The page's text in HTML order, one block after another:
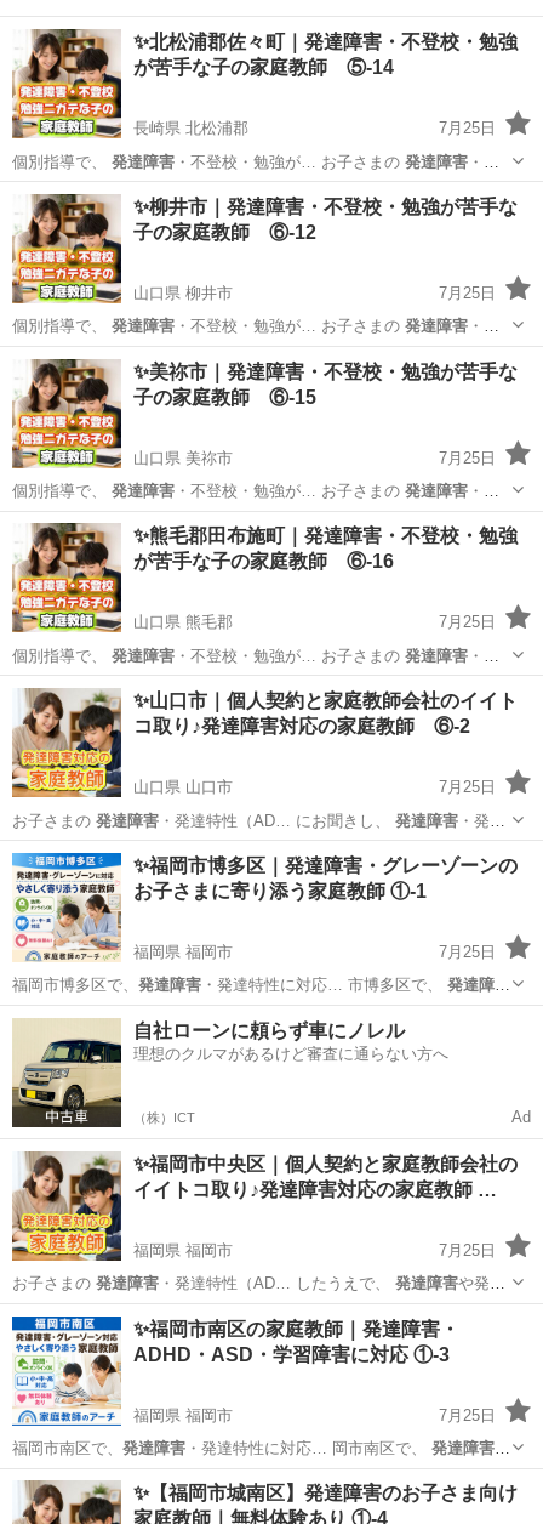
✨北松浦郡佐々町｜発達障害・不登校・勉強
が苦手な子の家庭教師 ⑤-14
長崎県 北松浦郡
7月25日
個別指導で、 発達障害 ・不登校・勉強が… お子さまの 発達障害・不
登校・学習面… 私たちは、発達障害・不登校・勉強が… いるのか発
達障害や不登校、勉強が… ービスでは、 発達障害や不登校のお子さ…
異な...
長崎 北松浦郡 家庭教師 発達障害
✨柳井市｜発達障害・不登校・勉強が苦手な
子の家庭教師 ⑥-12
山口県 柳井市
7月25日
個別指導で、 発達障害 ・不登校・勉強が… お子さまの 発達障害・不
登校・学習面… 私たちは、発達障害・不登校・勉強が… いるのか発
達障害や不登校、勉強が… ービスでは、 発達障害や不登校のお子さ…
異な...
山口 柳井市 家庭教師 発達障害
✨美祢市｜発達障害・不登校・勉強が苦手な
子の家庭教師 ⑥-15
山口県 美祢市
7月25日
個別指導で、 発達障害 ・不登校・勉強が… お子さまの 発達障害・不
登校・学習面… 私たちは、発達障害・不登校・勉強が… いるのか発
達障害や不登校、勉強が… ービスでは、発達障害や不登校のお子さ…
異な...
山口 美祢市 家庭教師 発達障害
✨熊毛郡田布施町｜発達障害・不登校・勉強
が苦手な子の家庭教師 ⑥-16
山口県 熊毛郡
7月25日
個別指導で、 発達障害 ・不登校・勉強が… お子さまの 発達障害・不
登校・学習面… 私たちは、発達障害・不登校・勉強が… いるのか発
達障害や不登校、勉強が… ービスでは、 発達障害や不登校のお子さ…
異な...
山口 熊毛郡 家庭教師 発達障害
✨山口市｜個人契約と家庭教師会社のイイト
コ取り♪発達障害対応の家庭教師 ⑥-2
山口県 山口市
7月25日
お子さまの 発達障害・発達特性（AD… にお聞きし、 発達障害・発達
特性への理…
山口 山口市 家庭教師 発達障害
✨福岡市博多区｜発達障害・グレーゾーンの
お子さまに寄り添う家庭教師 ①-1
福岡県 福岡市
7月25日
福岡市博多区で、 発達障害・発達特性に対応… 市博多区で、 発達障
害
・ADHD・AS… す。 特に発達障害・グレーゾーンの… います。発
・発達特性のある… 高校生発達障害・発達特性・グレ… 市
博...
福岡 福岡市 家庭教師 発達障害
自社ローンに頼らず車にノレル
理想のクルマがあるけど審査に通らない方へ
（株）ICT Ad
✨福岡市中央区｜個人契約と家庭教師会社の
イイトコ取り♪発達障害対応の家庭教師 …
福岡県 福岡市
7月25日
お子さまの 発達障害・発達特性（AD… したうえで、 発達障害や発達
特性への理…
福岡 福岡市 家庭教師 発達障害
✨福岡市南区の家庭教師｜発達障害・
ADHD・ASD・学習障害に対応 ①-3
福岡県 福岡市
7月25日
福岡市南区で、 発達障害・発達特性に対応… 岡市南区で、 発達障害・
ADHD・AS… す。 特に発達障害・グレーゾーンの… います。発達障
害
・発達特性のある… 高校生発達障害・発達特性・グレ… 岡市南...
福岡 福岡市 家庭教師 発達障害
✨【福岡市城南区】発達障害のお子さま向け
家庭教師｜無料体験あり ①-4